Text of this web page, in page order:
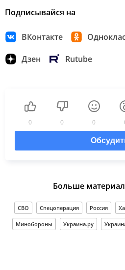
Подписывайся на
ВКонтакте
Дзен Rutube
0 0 0
Больше
СВО Спецоперация Россия
Минобороны Украина.ру